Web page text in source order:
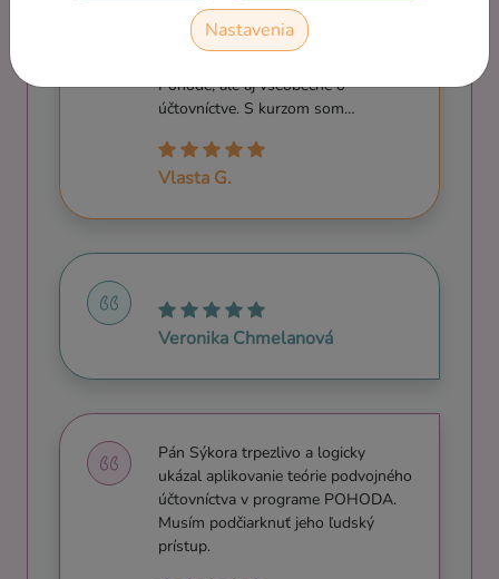
Pán Sýkora je skvelý lektor,
zodpovedal na všetky otázky a mal
Pohode, ale aj všeobecne o
účtovníctve. S kurzom som…
Vlasta G.
Veronika Chmelanová
Pán Sýkora trpezlivo a logicky
ukázal aplikovanie teórie podvojného
účtovníctva v programe POHODA.
Musím podčiarknuť jeho ľudský
prístup.
Nastavenia